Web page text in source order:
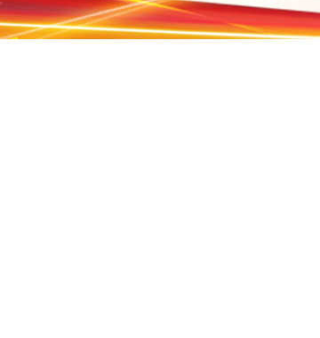
关于成立“河南省白沙水库管理局白沙水库2022年
关于《调整金龙水利工程（河南）有限公司安全生